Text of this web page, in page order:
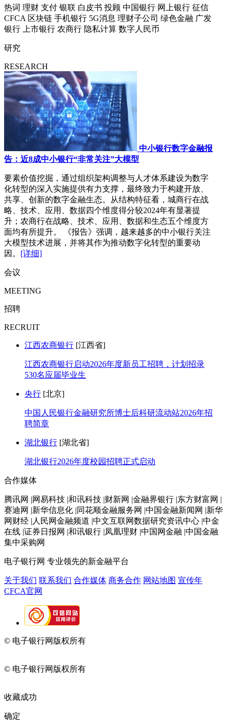
热词 理财 支付 银联 白皮书 投顾 中国银行 网上银行 征信
CFCA 区块链 手机银行 5G消息 理财子公司 绿色金融 广发
银行
上市银行 农商行 隐私计算 数字人民币
研究
RESEARCH
中小银行数字金融报
告：近8成中小银行“非常关注”大模型
要素价值挖掘，通过组织架构调整与人才体系建设为数字
化转型的深入实施提供有力支撑，最终致力于构建开放、
共享、创新的数字金融生态。从结构特征看，城商行在战
略、技术、应用、数据四个维度得分较2024年有显著提
升；农商行在战略、技术、应用、数据和生态五个维度方
面均有所提升。 《报告》强调，越来越多的中小银行关注
大模型技术进展，并将其作为推动数字化转型的重要动
因。 [详细]
会议
MEETING
招聘
RECRUIT
江西农商银行 [江西省]
江西农商银行启动2026年度新员工招聘，计划招录
530名应届毕业生
央行 [北京]
中国人民银行金融研究所博士后科研流动站2026年招
聘简章
湖北银行 [湖北省]
湖北银行2026年度校园招聘正式启动
合作媒体
腾讯网 |网易科技 |和讯科技 |财新网 |金融界银行 |东方财富网 |
赛迪网 |新华信息化 |同花顺金融服务网 |中国金融新闻网 |新华
网财经 |人民网金融频道 |中文互联网数据研究资讯中心 |中金
在线 |证券日报网 |和讯银行 |凤凰理财 |中国网金融 |中国金融
集中采购网
电子银行网 专业领先的新金融平台
关于我们 联系我们 合作媒体 商务合作 网站地图 宣传年
CFCA官网
© 电子银行网版权所有
© 电子银行网版权所有
收藏成功
确定